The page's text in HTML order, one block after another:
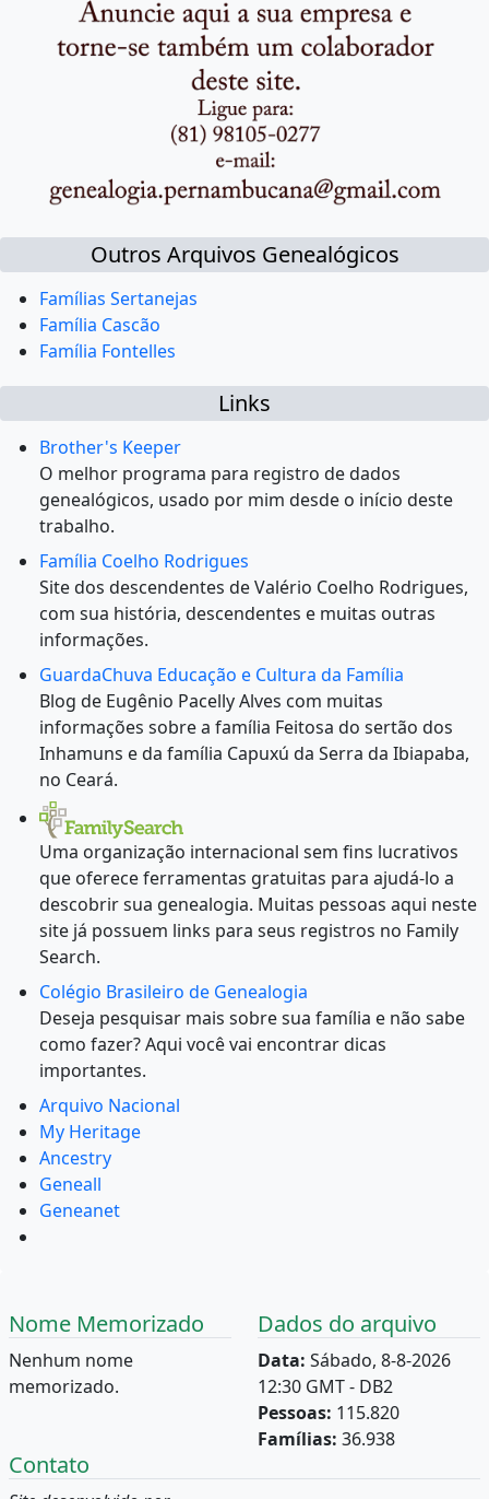
Outros Arquivos Genealógicos
Famílias Sertanejas
Família Cascão
Família Fontelles
Links
Brother's Keeper
O melhor programa para registro de dados
genealógicos, usado por mim desde o início deste
trabalho.
Família Coelho Rodrigues
Site dos descendentes de Valério Coelho Rodrigues,
com sua história, descendentes e muitas outras
informações.
GuardaChuva Educação e Cultura da Família
Blog de Eugênio Pacelly Alves com muitas
informações sobre a família Feitosa do sertão dos
Inhamuns e da família Capuxú da Serra da Ibiapaba,
no Ceará.
Uma organização internacional sem fins lucrativos
que oferece ferramentas gratuitas para ajudá-lo a
descobrir sua genealogia. Muitas pessoas aqui neste
site já possuem links para seus registros no Family
Search.
Colégio Brasileiro de Genealogia
Deseja pesquisar mais sobre sua família e não sabe
como fazer? Aqui você vai encontrar dicas
importantes.
Arquivo Nacional
My Heritage
Ancestry
Geneall
Geneanet
Nome Memorizado
Nenhum nome
memorizado.
Dados do arquivo
Data: Sábado, 8-8-2026
12:30 GMT - DB2
Pessoas: 115.820
Famílias: 36.938
Contato